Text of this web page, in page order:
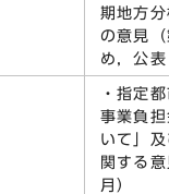
期地方
の意見
め，公表
・指定
事業負
いて」
関する
月）